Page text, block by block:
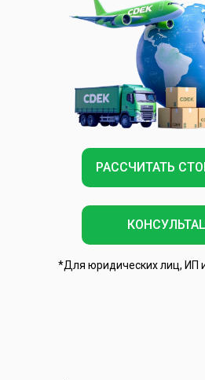
РАССЧИТАТЬ
*Для юридических лиц, ИП